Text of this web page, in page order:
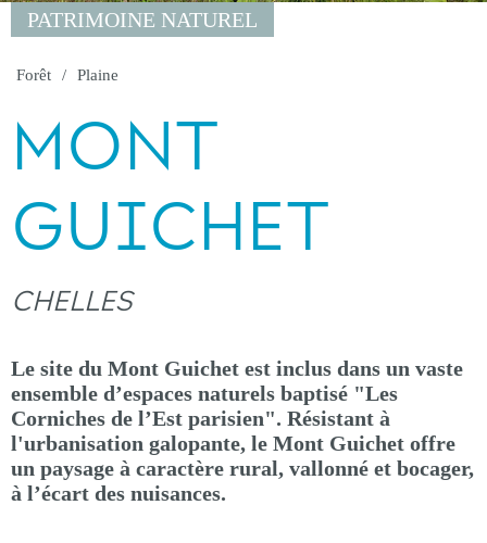
PATRIMOINE NATUREL
Forêt Plaine
MONT
GUICHET
CHELLES
Le site du Mont Guichet est inclus dans un vaste
ensemble d’espaces naturels baptisé "Les
Corniches de l’Est parisien". Résistant à
l'urbanisation galopante, le Mont Guichet offre
un paysage à caractère rural, vallonné et bocager,
à l’écart des nuisances.